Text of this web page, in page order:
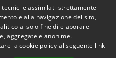
Copyright © 2026 • Comune di
Sant'Anastasia • Powered by
e assimilati strettamente
e alla navigazione del sito,
al solo fine di elaborare
aggregate e anonime.
la cookie policy al seguente link